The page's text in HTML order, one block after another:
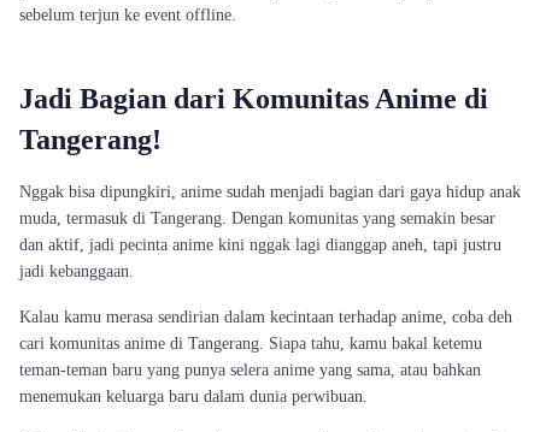
sebelum terjun ke event offline.
Jadi Bagian dari Komunitas Anime di
Tangerang!
Nggak bisa dipungkiri, anime sudah menjadi bagian dari gaya hidup anak
muda, termasuk di Tangerang. Dengan komunitas yang semakin besar
dan aktif, jadi pecinta anime kini nggak lagi dianggap aneh, tapi justru
jadi kebanggaan.
Kalau kamu merasa sendirian dalam kecintaan terhadap anime, coba deh
cari komunitas anime di Tangerang. Siapa tahu, kamu bakal ketemu
teman-teman baru yang punya selera anime yang sama, atau bahkan
menemukan keluarga baru dalam dunia perwibuan.